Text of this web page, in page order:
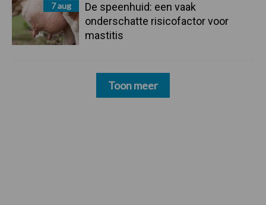
7 aug
De speenhuid: een vaak
onderschatte risicofactor voor
mastitis
Toon meer